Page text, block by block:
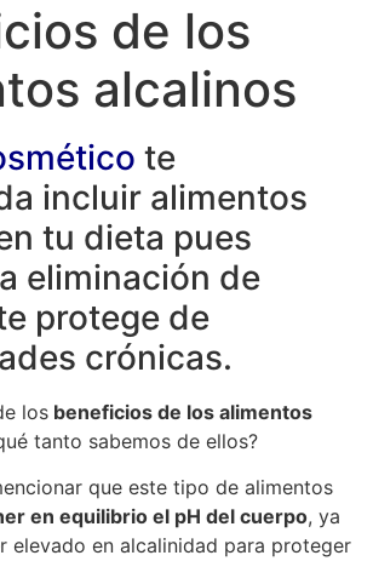
de los
alcalinos
te
incluir alimentos
tu dieta pues
eliminación de
protege de
crónicas.
los beneficios de los alimentos
tanto sabemos de ellos?
que este tipo de alimentos
en equilibrio el pH del cuerpo, ya
elevado en alcalinidad para proteger